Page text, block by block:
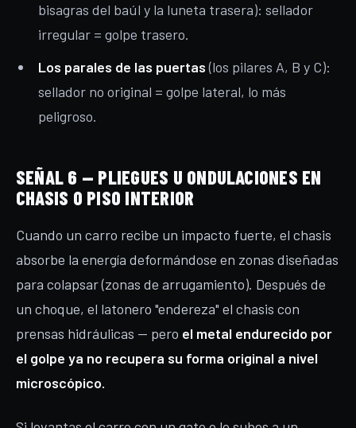
bisagras del baúl y la luneta trasera): sellador
irregular = golpe trasero.
Los parales de las puertas(los pilares A, B y C):
sellador no original = golpe lateral, lo más
peligroso.
SEÑAL 6 — PLIEGUES U ONDULACIONES EN
CHASIS O PISO INTERIOR
Cuando un carro recibe un impacto fuerte, el chasis
absorbe la energía deformándose en zonas diseñadas
para colapsar (zonas de arrugamiento). Después de
un choque, el latonero "endereza" el chasis con
prensas hidráulicas — pero el metal endurecido por
el golpe ya no recupera su forma original a nivel
microscópico.